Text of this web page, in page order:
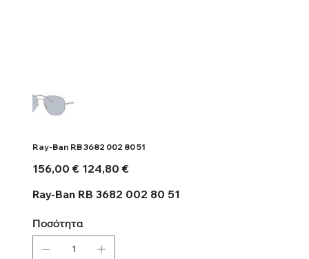
Ray-Ban RB 3682 002 80 51
Αρχική
τιμή
156,00 €
Τιμή
έκπτωσης
124,80 €
Ray-Ban RB 3682 002 80 51
Ποσότητα